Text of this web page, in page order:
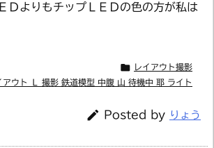
ＤよりもチップＬＥＤの色の方が私は
 レイアウト撮影
アウト Ｌ 撮影 鉄道模型 中腹 山 待機中 耶 ライト
 Posted by りょう